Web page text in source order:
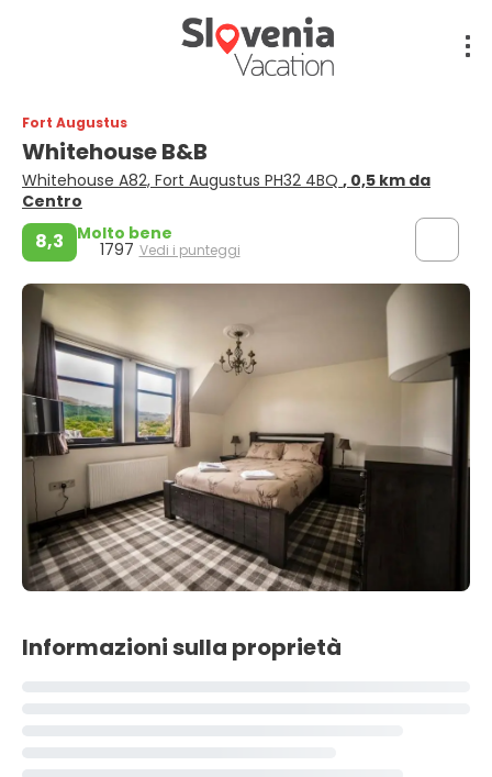
Fort Augustus
Whitehouse B&B
Whitehouse A82, Fort Augustus PH32 4BQ , 0,5 km da
Centro
8,3 Molto bene
1797 Vedi i punteggi
Informazioni sulla proprietà